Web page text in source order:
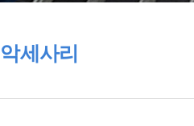
세사리